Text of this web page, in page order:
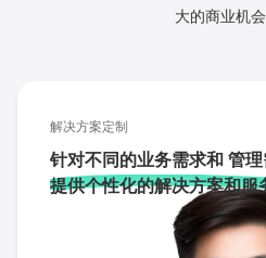
大的商业机
解决方案定制
针对不同的业务需求和 管理
提供个性化的解决方案和服